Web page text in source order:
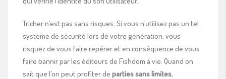
Tricher n’est pas sans risques. Si vous n’utilisez pas un tel
système de sécurité lors de votre génération, vous
risquez de vous faire repérer et en conséquence de vous
faire bannir par les éditeurs de Fishdom à vie. Quand on
sait que l’on peut profiter de parties sans limites,